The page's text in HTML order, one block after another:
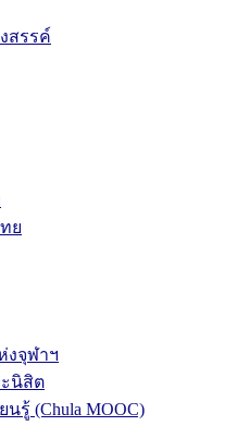
สรรค์
ย
งจุฬาฯ
นิสิต
รู้ (Chula MOOC)